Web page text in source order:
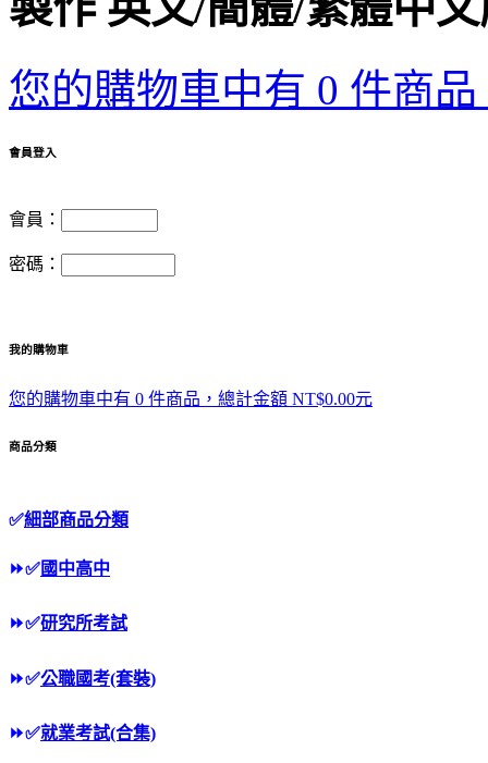
您的購物車中有 0 件商
會員登入
會員：
密碼：
我的購物車
您的購物車中有 0 件商品，總計金額 NT$0.00元
商品分類
✅細部商品分類
⏩✅國中高中
⏩✅研究所考試
⏩✅公職國考(套裝)
⏩✅就業考試(合集)